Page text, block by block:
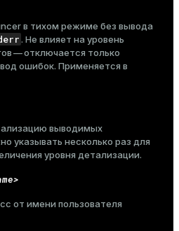
в тихом режиме без вывода
. Не влияет на уровень
— отключается только
ошибок. Применяется в
выводимых
указывать несколько раз для
уровня детализации.
от имени пользователя